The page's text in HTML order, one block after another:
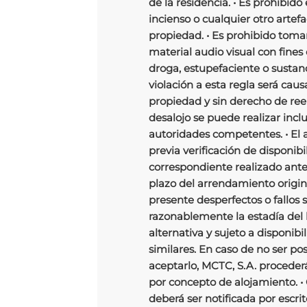
incienso o cualquier otro
propiedad. • Es prohibido
material audio visual con fines
droga, estupefaciente o
violación a esta regla será
propiedad y sin derecho de
desalojo se puede realizar
autoridades competentes. •
previa verificación de
correspondiente realizado
plazo del arrendamiento
presente desperfectos o
razonablemente la estadía del
alternativa y sujeto a
similares. En caso de no ser
aceptarlo, MCTC, S.A.
por concepto de alojamiento.
deberá ser notificada por